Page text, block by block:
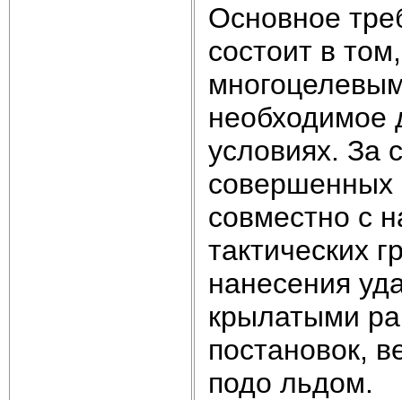
Основное
состоит в
необходимое
условиях. За
совершенных
совместно с
тактических
нанесения
крылатыми
постановок,
подо льдом.